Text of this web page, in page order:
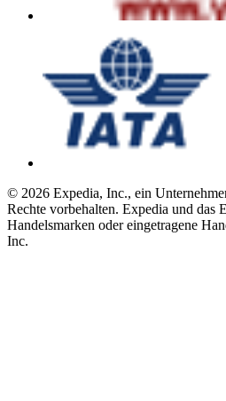
© 2026 Expedia, Inc., ein
Rechte vorbehalten. Expedia und das
Handelsmarken oder eingetragene
Inc.